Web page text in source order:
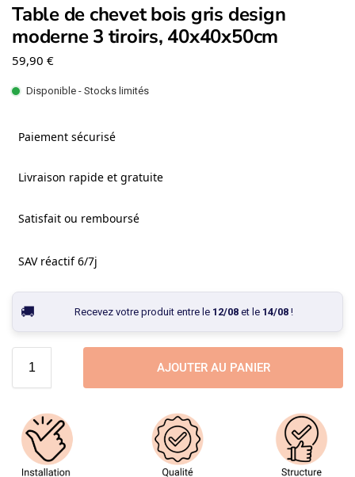
Table de chevet bois gris design
moderne 3 tiroirs, 40x40x50cm
59,90 €
Disponible - Stocks limités
Paiement sécurisé
Livraison rapide et gratuite
Satisfait ou remboursé
SAV réactif 6/7j
Recevez votre produit entre le 12/08et le 14/08!
AJOUTER AU PANIER